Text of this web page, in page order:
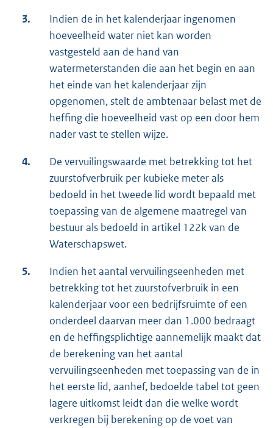
3.
Indien de in het kalenderjaar ingenomen
hoeveelheid water niet kan worden
vastgesteld aan de hand van
watermeterstanden die aan het begin en aan
het einde van het kalenderjaar zijn
opgenomen, stelt de ambtenaar belast met de
heffing die hoeveelheid vast op een door hem
nader vast te stellen wijze.
4.
De vervuilingswaarde met betrekking tot het
zuurstofverbruik per kubieke meter als
bedoeld in het tweede lid wordt bepaald met
toepassing van de algemene maatregel van
bestuur als bedoeld in artikel 122k van de
Waterschapswet.
5.
Indien het aantal vervuilingseenheden met
betrekking tot het zuurstofverbruik in een
kalenderjaar voor een bedrijfsruimte of een
onderdeel daarvan meer dan 1.000 bedraagt
en de heffingsplichtige aannemelijk maakt dat
de berekening van het aantal
vervuilingseenheden met toepassing van de in
het eerste lid, aanhef, bedoelde tabel tot geen
lagere uitkomst leidt dan die welke wordt
verkregen bij berekening op de voet van